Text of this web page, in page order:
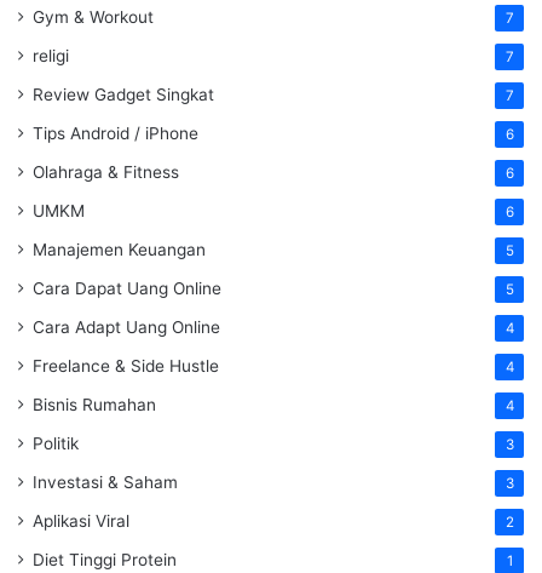
Gym & Workout 7
religi 7
Review Gadget Singkat 7
Tips Android / iPhone 6
Olahraga & Fitness 6
UMKM 6
Manajemen Keuangan 5
Cara Dapat Uang Online 5
Cara Adapt Uang Online 4
Freelance & Side Hustle 4
Bisnis Rumahan 4
Politik 3
Investasi & Saham 3
Aplikasi Viral 2
Diet Tinggi Protein 1